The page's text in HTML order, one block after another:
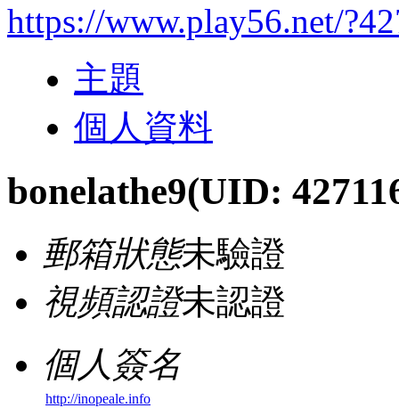
https://www.play56.net/
主題
個人資料
bonelathe9(UID:
郵箱狀態未驗證
視頻認證未認證
個人簽名
http://inopeale.info